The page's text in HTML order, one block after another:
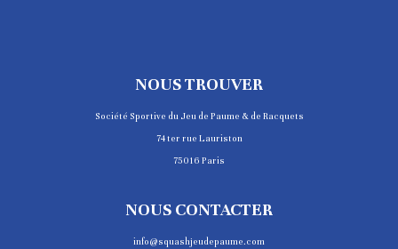
NOUS TROUVER
Société Sportive du Jeu de Paume & de Racquets
74 ter rue Lauriston
75016 Paris
NOUS CONTACTER
info@squashjeudepaume.com